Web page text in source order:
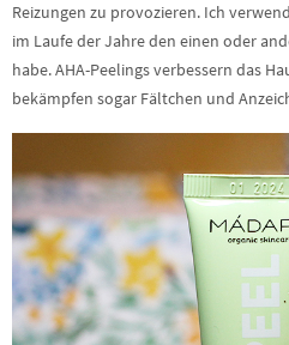
Reizungen zu provozieren. Ich
im Laufe der Jahre den einen oder
habe. AHA-Peelings verbessern das
bekämpfen sogar Fältchen und